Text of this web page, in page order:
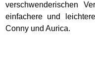
verschwenderischen
einfachere und
Conny und Aurica.